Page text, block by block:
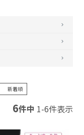
新着順
6件中 1-6件表示